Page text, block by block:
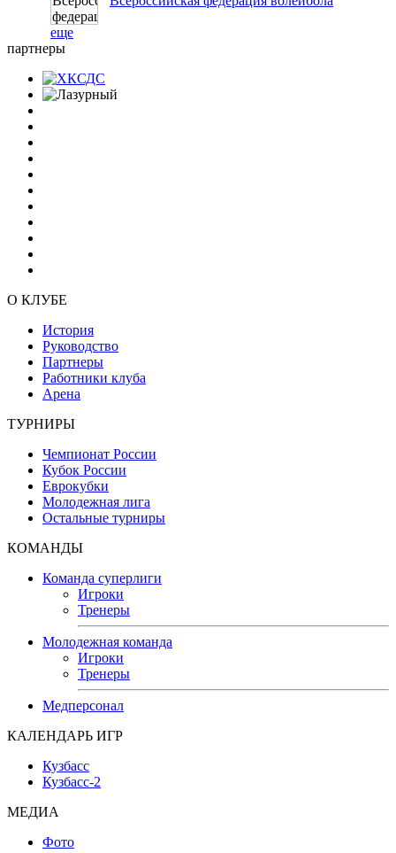
еще
партнеры
О КЛУБЕ
История
Руководство
Партнеры
Работники клуба
Арена
ТУРНИРЫ
Чемпионат России
Кубок России
Еврокубки
Молодежная лига
Остальные турниры
КОМАНДЫ
Команда суперлиги
Игроки
Тренеры
Молодежная команда
Игроки
Тренеры
Медперсонал
КАЛЕНДАРЬ ИГР
Кузбасс
Кузбасс-2
МЕДИА
Фото